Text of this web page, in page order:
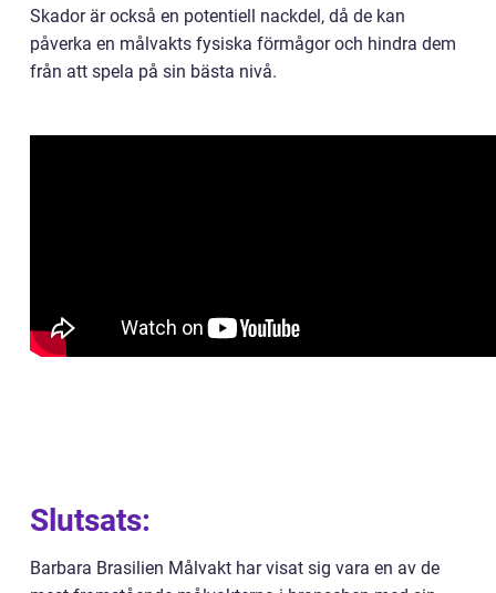
Skador är också en potentiell nackdel, då de kan
påverka en målvakts fysiska förmågor och hindra dem
från att spela på sin bästa nivå.
Slutsats:
Barbara Brasilien Målvakt har visat sig vara en av de